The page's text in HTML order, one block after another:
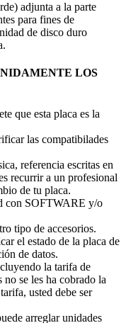
adjunta a la parte
para fines de
de disco duro
LOS
que esta placa es la
las compatibilades
referencia escritas en
recurrir a un profesional
de tu placa.
con SOFTWARE y/o
tipo de accesorios.
el estado de la placa de
de datos.
la tarifa de
se les ha cobrado la
usted debe ser
arreglar unidades